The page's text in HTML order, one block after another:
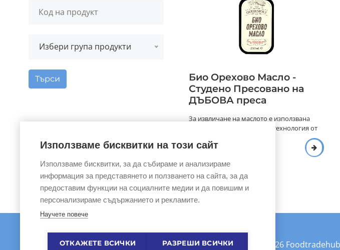
Избери група продукти
Търси
Био Орехово Масло -
Студено Пресовано на
ДЪБОВА преса
За извличане на маслото е използвана
уникалната стара Френска технология от
©Copyright 2026
Използваме бисквитки на този сайт
Използваме бисквитки, за да събираме и анализираме
информация за представянето и ползването на сайта, за да
предоставим функции на социалните медии и да повишим и
персонализираме съдържанието и рекламите.
Научете повече
ОТКАЖЕТЕ ВСИЧКИ РАЗРЕШИ ВСИЧКИ